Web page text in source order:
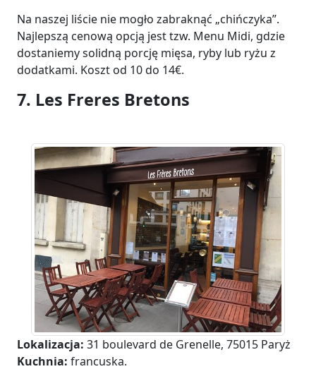
Na naszej liście nie mogło zabraknąć „chińczyka”.
Najlepszą cenową opcją jest tzw. Menu Midi, gdzie
dostaniemy solidną porcję mięsa, ryby lub ryżu z
dodatkami. Koszt od 10 do 14€.
7. Les Freres Bretons
Lokalizacja: 31 boulevard de Grenelle, 75015 Paryż
Kuchnia: francuska.